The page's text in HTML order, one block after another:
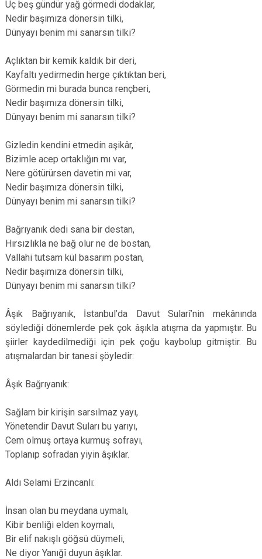
Üç beş gündür yağ görmedi dodaklar,
Nedir başımıza dönersin tilki,
Dünyayı benim mi sanarsın tilki?
Açlıktan bir kemik kaldık bir deri,
Kayfaltı yedirmedin herge çıktıktan beri,
Görmedin mi burada bunca rençberi,
Nedir başımıza dönersin tilki,
Dünyayı benim mi sanarsın tilki?
Gizledin kendini etmedin aşikâr,
Bizimle acep ortaklığın mı var,
Nere götürürsen davetin mi var,
Nedir başımıza dönersin tilki,
Dünyayı benim mi sanarsın tilki?
Bağrıyanık dedi sana bir destan,
Hırsızlıkla ne bağ olur ne de bostan,
Vallahi tutsam kül basarım postan,
Nedir başımıza dönersin tilki,
Dünyayı benim mi sanarsın tilki?
Âşık Bağrıyanık, İstanbul’da Davut Sularî’nin mekânında
söylediği dönemlerde pek çok âşıkla atışma da yapmıştır. Bu
şiirler kaydedilmediği için pek çoğu kaybolup gitmiştir. Bu
atışmalardan bir tanesi şöyledir:
Âşık Bağrıyanık:
Sağlam bir kirişin sarsılmaz yayı,
Yönetendir Davut Suları bu yarıyı,
Cem olmuş ortaya kurmuş sofrayı,
Toplanıp sofradan yiyin âşıklar.
Aldı Selami Erzincanlı:
İnsan olan bu meydana uymalı,
Kibir benliği elden koymalı,
Bir elif nakışlı göğsü düymeli,
Ne diyor Yanığî duyun âşıklar.